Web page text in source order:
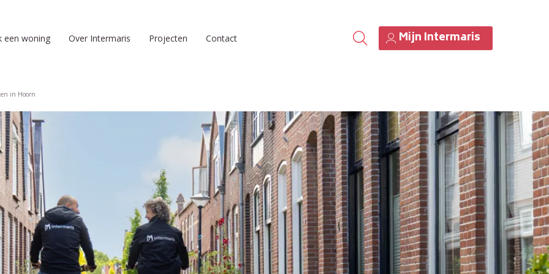
een woning Over Intermaris Projecten Contact Mijn Intermaris
in Hoorn